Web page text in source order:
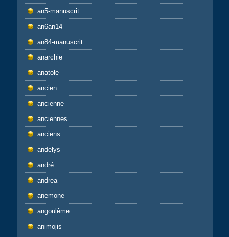
an5-manuscrit
an6an14
an84-manuscrit
anarchie
anatole
ancien
ancienne
anciennes
anciens
andelys
andré
andrea
anemone
angoulême
animojis